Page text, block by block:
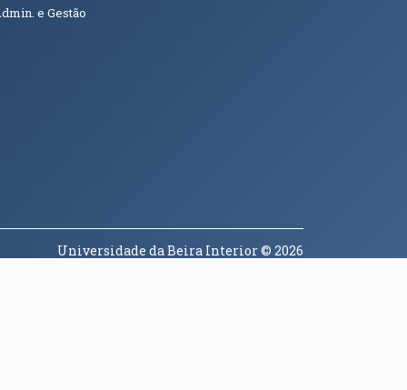
e Gestão
Universidade da Beira Interior© 2026